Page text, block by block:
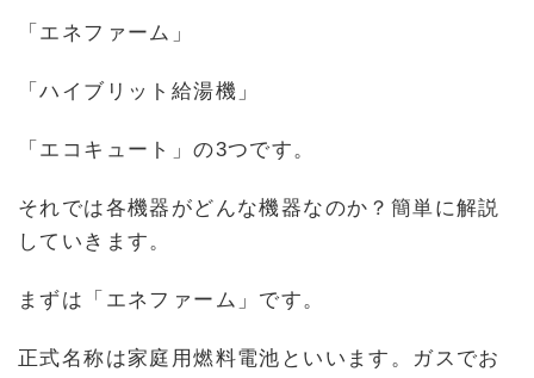
「エネファーム」
「ハイブリット給湯機」
「エコキュート」の3つです。
それでは各機器がどんな機器なのか？簡単に解説
していきます。
まずは「エネファーム」です。
正式名称は家庭用燃料電池といいます。ガスでお